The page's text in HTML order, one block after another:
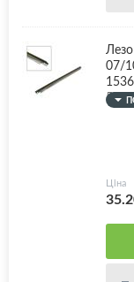
07/
5/
00/
0/
Ціна